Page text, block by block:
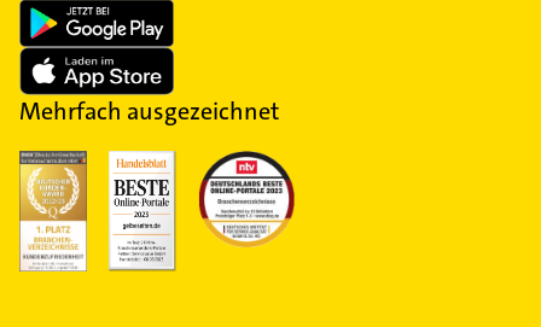
Mehrfach ausgezeichnet